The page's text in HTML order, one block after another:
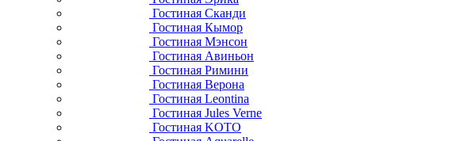
Гостиная Сканди
Гостиная Кымор
Гостиная Мэнсон
Гостиная Авиньон
Гостиная Римини
Гостиная Верона
Гостиная Leontina
Гостиная Jules Verne
Гостиная KOTO